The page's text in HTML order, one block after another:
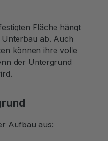
Fläche hängt
ab. Auch
können ihre volle
der Untergrund
Aufbau aus: